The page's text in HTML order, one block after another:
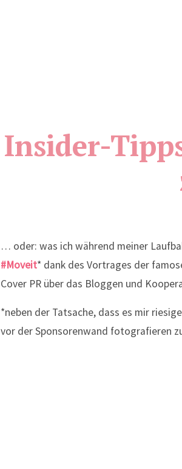
Insider-
… oder: was ich während meiner
#Moveit* dank des Vortrages der
Cover PR über das Bloggen und
*neben der Tatsache, dass es mir
vor der Sponsorenwand fotografieren